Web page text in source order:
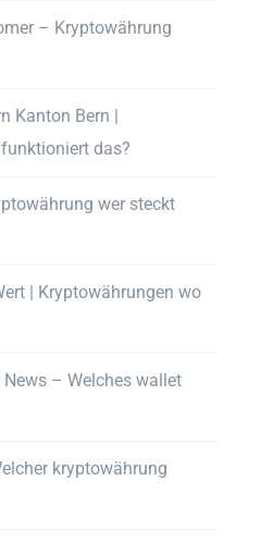
– Kryptowährung
Kanton Bern |
das?
wer steckt
| Kryptowährungen wo
– Welches wallet
kryptowährung